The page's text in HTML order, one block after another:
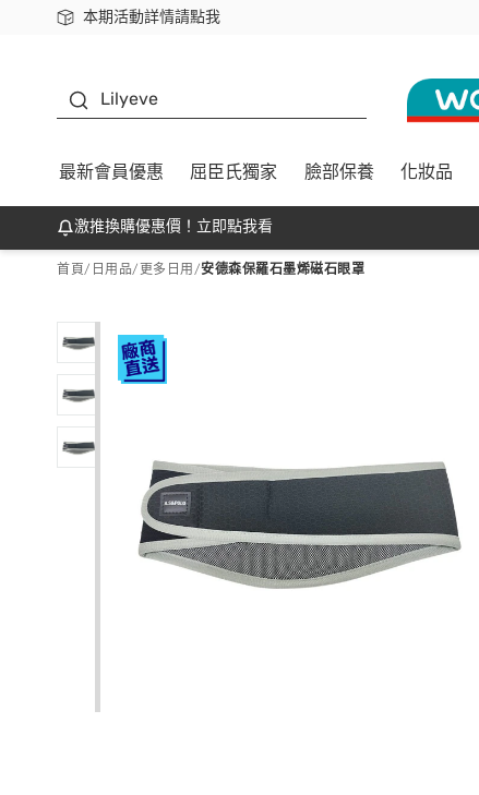
本期活動詳情請點我
下載app最高回饋$350
Lilyeve
最新會員優惠 屈臣氏獨家 臉部保養 化妝品
激推換購優惠價！立即點我看
首頁/ 日用品/ 更多日用 /安德森保羅石墨烯磁石眼罩